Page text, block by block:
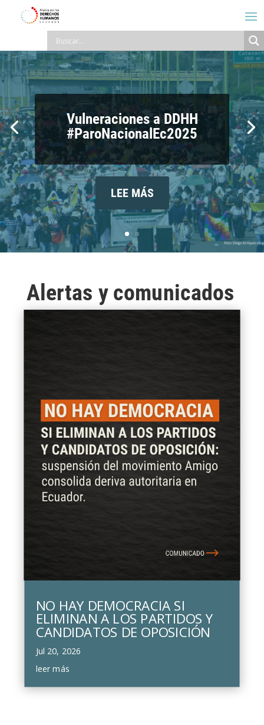
Vulneraciones a DDHH
#ParoNacionalEc2025
LEE MÁS
Alertas y comunicados
NO HAY DEMOCRACIA SI
ELIMINAN A LOS PARTIDOS Y
CANDIDATOS DE OPOSICIÓN
Jul 20, 2026
leer más